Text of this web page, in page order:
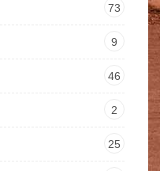
73
9
46
2
25